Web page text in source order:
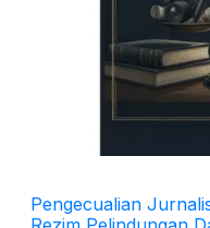
Pengecualian